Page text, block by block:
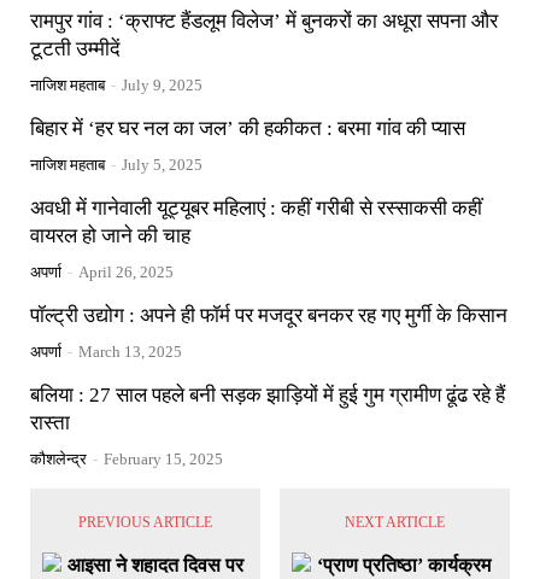
रामपुर गांव : ‘क्राफ्ट हैंडलूम विलेज’ में बुनकरों का अधूरा सपना और
टूटती उम्मीदें
नाजिश महताब - July 9, 2025
बिहार में ‘हर घर नल का जल’ की हकीकत : बरमा गांव की प्यास
नाजिश महताब - July 5, 2025
अवधी में गानेवाली यूट्यूबर महिलाएं : कहीं गरीबी से रस्साकसी कहीं
वायरल हो जाने की चाह
अपर्णा - April 26, 2025
पॉल्ट्री उद्योग : अपने ही फॉर्म पर मजदूर बनकर रह गए मुर्गी के किसान
अपर्णा - March 13, 2025
बलिया : 27 साल पहले बनी सड़क झाड़ियों में हुई गुम ग्रामीण ढूंढ रहे हैं
रास्ता
कौशलेन्द्र - February 15, 2025
PREVIOUS ARTICLE NEXT ARTICLE